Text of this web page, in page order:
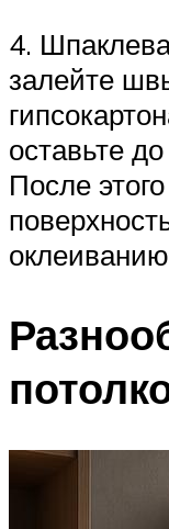
4.
залейте
оставьте
После